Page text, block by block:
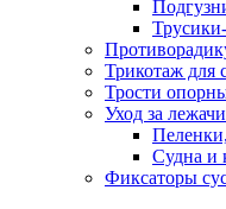
Трикотаж для
Трости
Уход за
Судна и
Фиксаторы